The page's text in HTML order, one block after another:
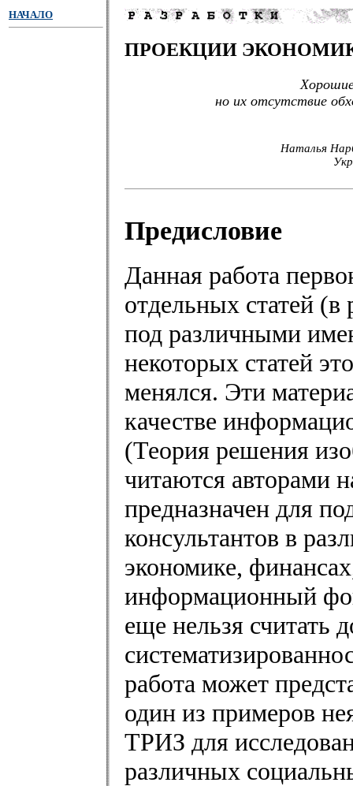
НАЧАЛО
ПРОЕКЦИИ
но их отсутствие
Наталья
Предисловие
Данная работа
отдельных статей
под различными
некоторых статей
менялся. Эти
качестве
(Теория решения
читаются авторами
предназначен для
консультантов в
экономике,
информационный
еще нельзя считать
работа может
один из примеров
ТРИЗ для
различных